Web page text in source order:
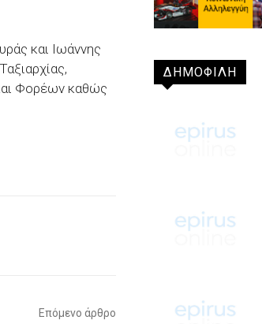
και Ιωάννης
Φορέων καθώς
Επόμενο άρθρο
ΔΗΜΟΦΙΛΗ